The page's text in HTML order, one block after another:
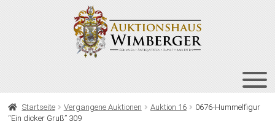
HOME
Startseite Vergangene Auktionen Auktion 16
0676-Hummelfigur
“Ein dicker Gruß” 309